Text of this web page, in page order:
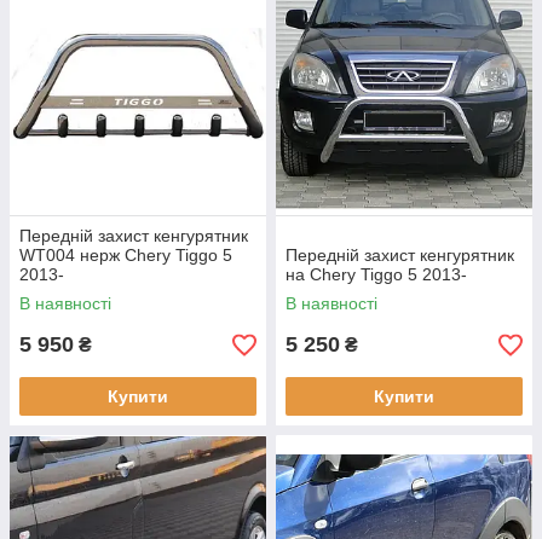
Передній захист кенгурятник
WT004 нерж Chery Tiggo 5
2013-
В наявності
5 950 ₴
Купити
Передній захист кенгурятник
на Chery Tiggo 5 2013-
В наявності
5 250 ₴
Купити